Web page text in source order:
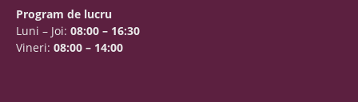
Program de lucru
Luni – Joi: 08:00 – 16:30
Vineri: 08:00 – 14:00